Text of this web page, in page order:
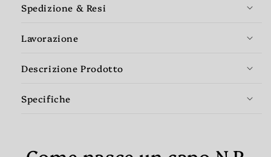
Spedizione & Resi
Lavorazione
Descrizione Prodotto
Specifiche